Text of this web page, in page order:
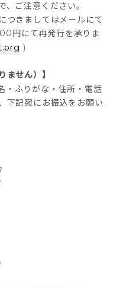
ご注意ください。
つきましてはメールにて
円にて再発行を承りま
)
ません）】
・ふりがな・住所・電話
下記宛にお振込をお願い